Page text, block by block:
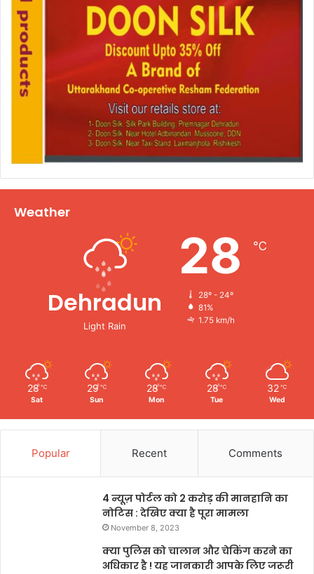
Weather
Dehradun
Light Rain
28 ℃
28º - 24º
81%
1.75 km/h
28 ℃
Sat
29 ℃
Sun
28 ℃
Mon
28 ℃
Tue
32 ℃
Wed
Popular Recent Comments
4 न्यूज़ पोर्टल को 2 करोड़ की मानहानि का
नोटिस : देखिए क्या है पूरा मामला
November 8, 2023
क्या पुलिस को चालान और चेकिंग करने का
अधिकार है ! यह जानकारी आपके लिए जरूरी